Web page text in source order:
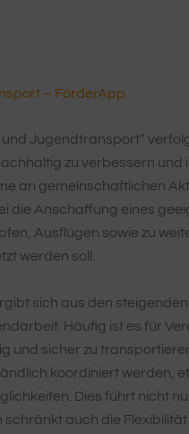
– FörderApp
Jugendtransport“
zu verbessern und
an gemeinschaftlichen
die Anschaffung eines
Ausflügen sowie zu
werden soll.
sich aus den
Häufig ist es für
und sicher zu
koordiniert werden,
Dies führt nicht
auch die Flexibilität